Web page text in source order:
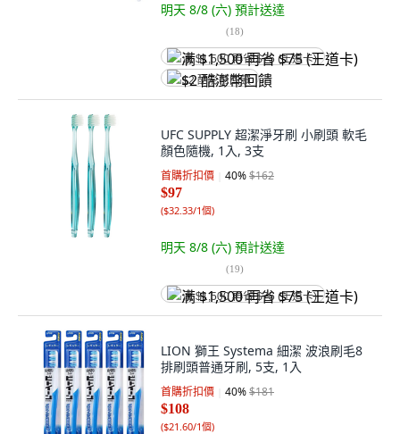
明天 8/8 (六) 預計送達
(18)
满 $1,500 再省 $75 (王道卡)
$2 酷澎幣回饋
UFC SUPPLY 超潔淨牙刷 小刷頭 軟毛
顏色隨機, 1入, 3支
首購折扣價 40%$162
$97
($32.33/1個)
明天 8/8 (六) 預計送達
(19)
满 $1,500 再省 $75 (王道卡)
LION 獅王 Systema 細潔 波浪刷毛8
排刷頭普通牙刷, 5支, 1入
首購折扣價 40%$181
$108
($21.60/1個)